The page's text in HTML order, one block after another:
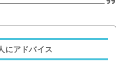
にアドバイス